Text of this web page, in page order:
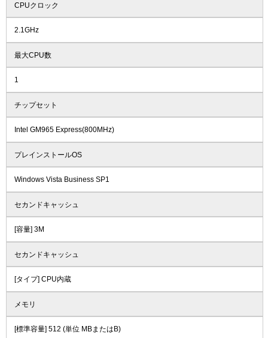
CPUクロック
2.1GHz
最大CPU数
1
チップセット
Intel GM965 Express(800MHz)
プレインストールOS
Windows Vista Business SP1
セカンドキャッシュ
[容量] 3M
セカンドキャッシュ
[タイプ] CPU内蔵
メモリ
[標準容量] 512 (単位 MBまたはB)